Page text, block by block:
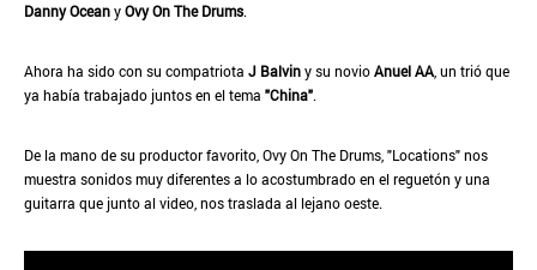
Danny OceanyOvy On The Drums.
Ahora ha sido con su compatriota J Balviny su novioAnuel AA , un trió que
ya había trabajado juntos en el tema "China".
De la mano de su productor favorito, Ovy On The Drums, "Locations" nos
muestra sonidos muy diferentes a lo acostumbrado en el reguetón y una
guitarra que junto al video, nos traslada al lejano oeste.